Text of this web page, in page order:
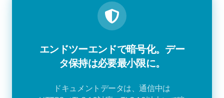
エンドツーエンドで暗号化。デー
タ保持は必要最小限に。
ドキュメントデータは、通信中は